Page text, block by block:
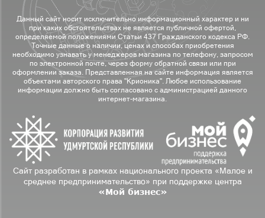
Данный сайт носит исключительно информационный характер и ни
при каких обстоятельствах не является публичной офертой,
определяемой положениями Статьи 437 Гражданского кодекса РФ.
Точные данные о наличии, ценах и способах приобретения
необходимо узнавать у менеджеров магазина по телефону, запросом
по электронной почте, через форму обратной связи или при
оформлении заказа. Представленная на сайте информация является
объектами авторского права "Крионика". Любое использование
информации должно быть согласовано с администрацией данного
интернет-магазина.
Сайт разработан в рамках национального проекта «Малое и
среднее предпринимательство» при поддержке центра
«Мой бизнес»